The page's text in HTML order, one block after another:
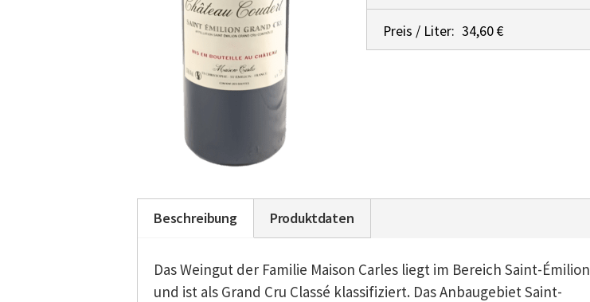
Preis / Liter: 34,60 €
Beschreibung Produktdaten
Das Weingut der Familie Maison Carles liegt im Bereich Saint-Émilion
und ist als Grand Cru Classé klassifiziert. Das Anbaugebiet Saint-